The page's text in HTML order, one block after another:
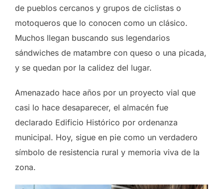
de pueblos cercanos y grupos de ciclistas o
motoqueros que lo conocen como un clásico.
Muchos llegan buscando sus legendarios
sándwiches de matambre con queso o una picada,
y se quedan por la calidez del lugar.
Amenazado hace años por un proyecto vial que
casi lo hace desaparecer, el almacén fue
declarado Edificio Histórico por ordenanza
municipal. Hoy, sigue en pie como un verdadero
símbolo de resistencia rural y memoria viva de la
zona.